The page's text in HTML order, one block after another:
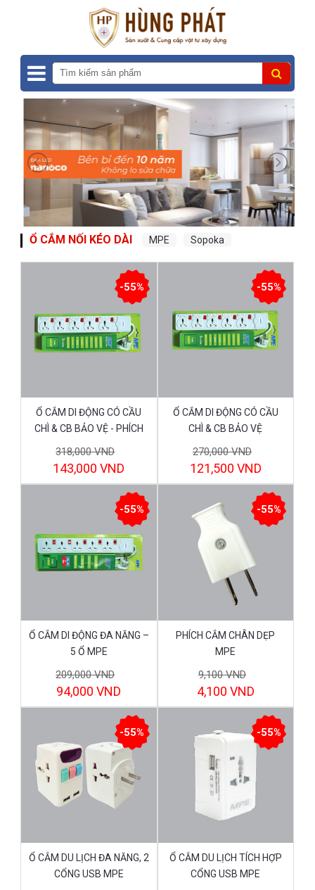
Ổ CẮM NỐI KÉO DÀI MPE Sopoka
-55%
Ổ CẮM DI ĐỘNG CÓ CẦU
CHÌ & CB BẢO VỆ - PHÍCH
318,000 VND
143,000 VND
-55%
Ổ CẮM DI ĐỘNG CÓ CẦU
CHÌ & CB BẢO VỆ
270,000 VND
121,500 VND
-55%
Ổ CẮM DI ĐỘNG ĐA NĂNG –
5 Ổ MPE
209,000 VND
94,000 VND
-55%
PHÍCH CẮM CHÂN DẸP
MPE
9,100 VND
4,100 VND
-55%
Ổ CẮM DU LỊCH ĐA NĂNG, 2
CỔNG USB MPE
-55%
Ổ CẮM DU LỊCH TÍCH HỢP
CỔNG USB MPE